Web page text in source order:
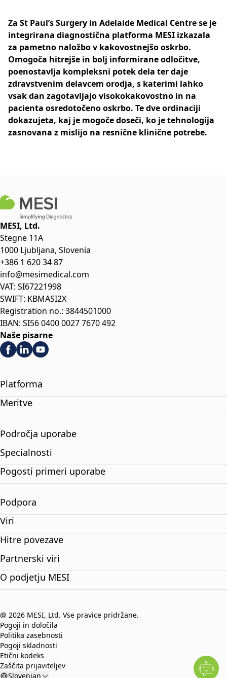
Za St Paul’s Surgery in Adelaide Medical Centre se je
integrirana diagnostična platforma MESI izkazala
za pametno naložbo v kakovostnejšo oskrbo.
Omogoča hitrejše in bolj informirane odločitve,
poenostavlja kompleksni potek dela ter daje
zdravstvenim delavcem orodja, s katerimi lahko
vsak dan zagotavljajo visokokakovostno in na
pacienta osredotočeno oskrbo. Te dve ordinaciji
dokazujeta, kaj je mogoče doseči, ko je tehnologija
zasnovana z mislijo na resnične klinične potrebe.
MESI, Ltd.
Stegne 11A
1000 Ljubljana, Slovenia
+386 1 620 34 87
info@mesimedical.com
VAT: SI67221998
SWIFT: KBMASI2X
Registration no.: 3844501000
IBAN: SI56 0400 0027 7670 492
Naše pisarne
Platforma
Meritve
Področja uporabe
Specialnosti
Pogosti primeri uporabe
Podpora
Viri
Hitre povezave
Partnerski viri
O podjetju MESI
@ 2026 MESI, Ltd. Vse pravice pridržane.
Pogoji in določila
Politika zasebnosti
Pogoji skladnosti
Etični kodeks
Zaščita prijaviteljev
Slovenian